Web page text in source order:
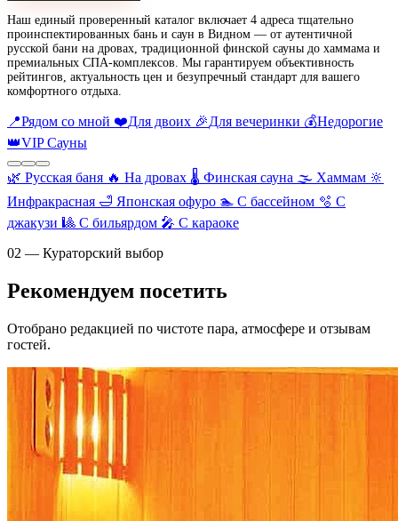
Наш единый проверенный каталог включает 4 адреса тщательно
проинспектированных бань и саун в Видном — от аутентичной
русской бани на дровах, традиционной финской сауны до хаммама и
премиальных СПА-комплексов. Мы гарантируем объективность
рейтингов, актуальность цен и безупречный стандарт для вашего
комфортного отдыха.
📍Рядом со мной ❤️Для двоих 🎉Для вечеринки 💰Недорогие
👑VIP Сауны
🌿 Русская баня 🔥 На дровах 🌡️ Финская сауна 🌫️ Хаммам 🔆
Инфракрасная 🛁 Японская офуро 🏊 С бассейном 🫧 С
джакузи 🎱 С бильярдом 🎤 С караоке
02 — Кураторский выбор
Рекомендуем посетить
Отобрано редакцией по чистоте пара, атмосфере и отзывам
гостей.